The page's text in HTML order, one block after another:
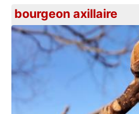
bourgeon axillaire